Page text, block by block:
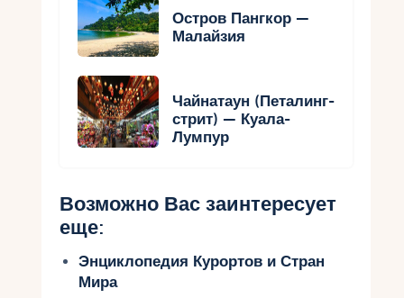
Остров Пангкор —
Малайзия
Чайнатаун (Петалинг-
стрит) — Куала-
Лумпур
Возможно Вас заинтересует
еще:
Энциклопедия Курортов и Стран
Мира